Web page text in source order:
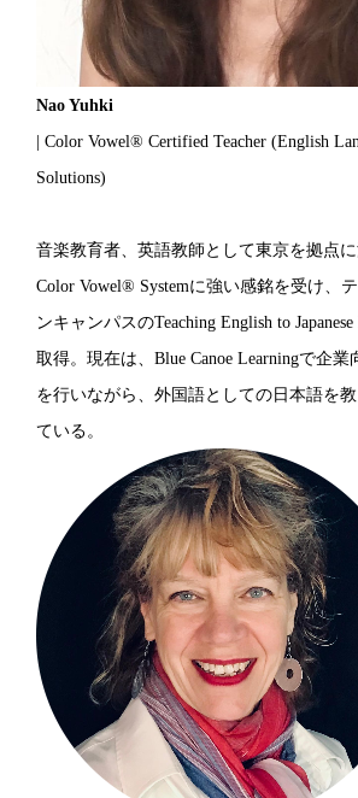
Nao Yuhki
| Color Vowel® Certified Teacher (English
Solutions)
音楽教育者、英語教師として東京を拠点に
Color Vowel® Systemに強い感銘を受け、
ンキャンパスのTeaching English to
取得。現在は、Blue Canoe Learningで企
を行いながら、外国語としての日本語を
ている。